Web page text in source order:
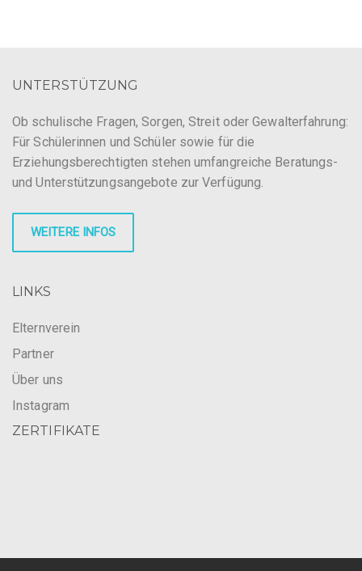
UNTERSTÜTZUNG
Ob schulische Fragen, Sorgen, Streit oder Gewalterfahrung:
Für Schülerinnen und Schüler sowie für die
Erziehungsberechtigten stehen umfangreiche Beratungs-
und Unterstützungsangebote zur Verfügung.
WEITERE INFOS
LINKS
Elternverein
Partner
Über uns
Instagram
ZERTIFIKATE